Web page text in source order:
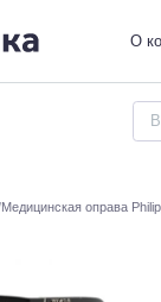
О
Медицинская оправа